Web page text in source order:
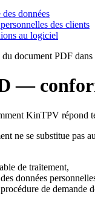
données
des clients
au logiciel
du document PDF
—
KinTPV répond
ne se substitue pas
de traitement,
données
de demande